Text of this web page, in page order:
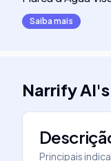
Saiba mais
Narrify AI's
Principais